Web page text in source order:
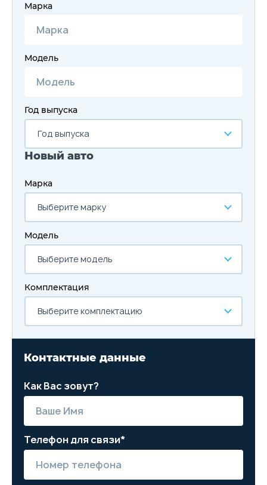
Марка
Модель
Год выпуска
Год выпуска
Новый авто
Марка
Выберите марку
Модель
Выберите модель
Комплектация
Выберите комплектацию
Контактные данные
Как Вас зовут?
Телефон для связи*